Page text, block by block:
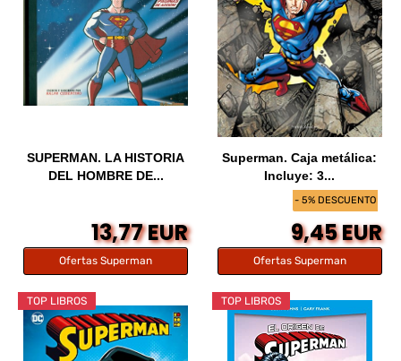
SUPERMAN. LA HISTORIA
DEL HOMBRE DE...
13,77 EUR
Ofertas Superman
- 5% DESCUENTO
Superman. Caja metálica:
Incluye: 3...
9,45 EUR
Ofertas Superman
TOP LIBROS TOP LIBROS